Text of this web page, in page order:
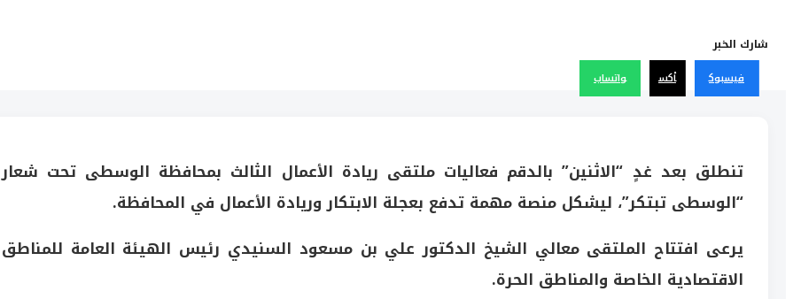
شارك الخبر
فيسبوك أكس واتساب
تنطلق بعد غدٍ “الاثنين” بالدقم فعاليات ملتقى ريادة الأعمال الثالث بمحافظة الوسطى تحت شعار
“الوسطى تبتكر”، ليشكل منصة مهمة تدفع بعجلة الابتكار وريادة الأعمال في المحافظة.
يرعى افتتاح الملتقى معالي الشيخ الدكتور علي بن مسعود السنيدي رئيس الهيئة العامة للمناطق
الاقتصادية الخاصة والمناطق الحرة.